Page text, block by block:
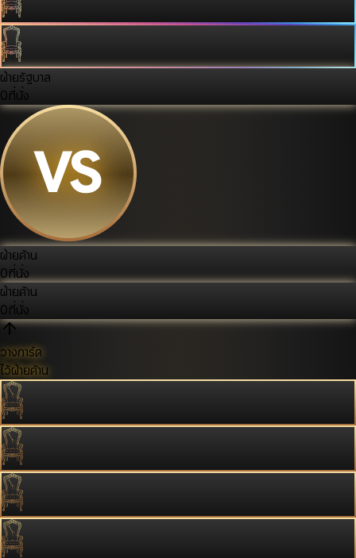
ฝ่ายรัฐบาล
0ที่นั่ง
ฝ่ายค้าน
0ที่นั่ง
ฝ่ายค้าน
0ที่นั่ง
วางการ์ด
ไว้ฝ่ายค้าน